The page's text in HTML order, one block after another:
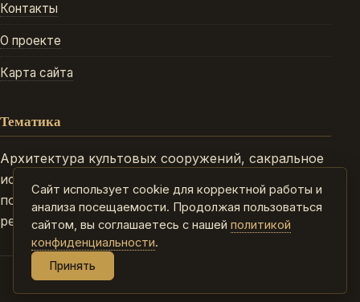
Контакты
О проекте
Карта сайта
Тематика
Архитектура культовых сооружений, сакральное
искусство, исторические эпохи, биографии
подвижников и просветителей, объекты
религиозного наследия народов России.
2026. Все права защищены. islamshariat.ru
Сайт использует cookie для корректной работы и
анализа посещаемости. Продолжая пользоваться
сайтом, вы соглашаетесь с нашей политикой
конфиденциальности.
Принять